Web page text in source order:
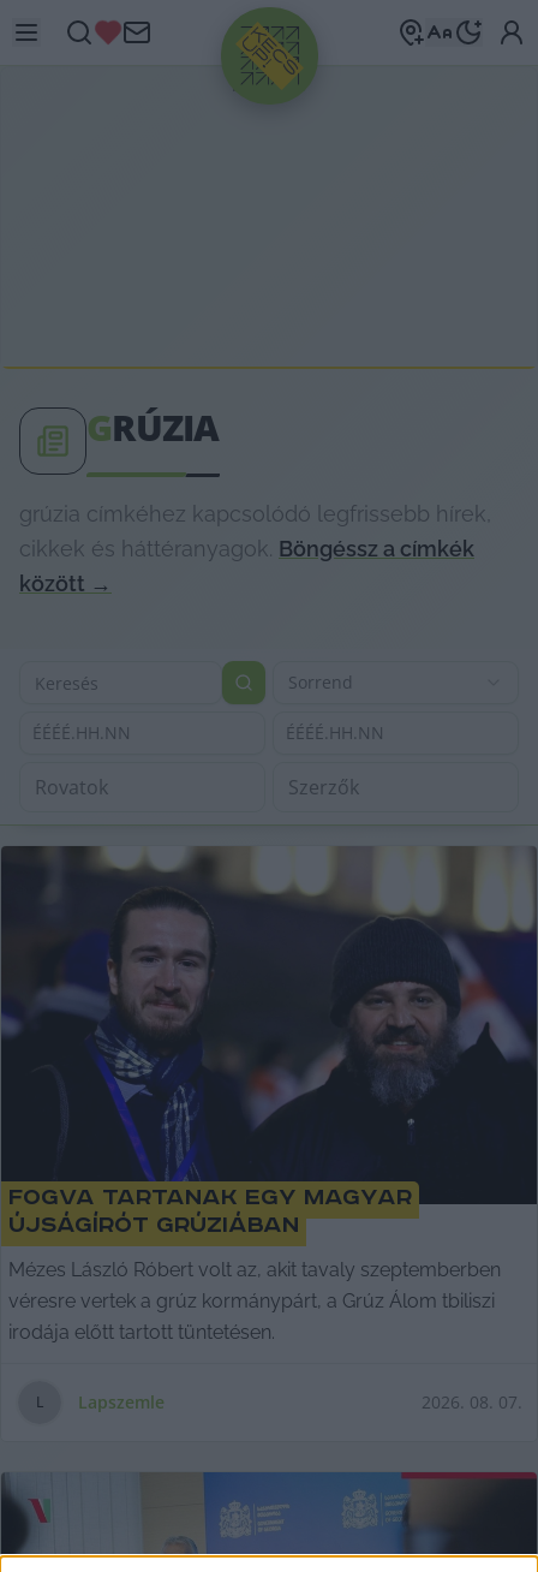
HIRDETÉS
GRÚZIA
grúzia címkéhez kapcsolódó legfrissebb hírek,
cikkek és háttéranyagok. Böngéssz a címkék
között →
Sorrend
ÉÉÉÉ.HH.NN ÉÉÉÉ.HH.NN
Fogva tartanak egy magyar
újságírót Grúziában
Mézes László Róbert volt az, akit tavaly szeptemberben
véresre vertek a grúz kormánypárt, a Grúz Álom tbiliszi
irodája előtt tartott tüntetésen.
L Lapszemle 2026. 08. 07.